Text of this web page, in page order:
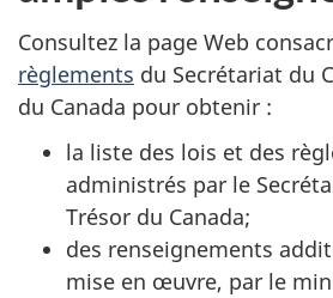
Consultez la page Web
règlements du Secrétariat du
du Canada pour obtenir :
la liste des lois et des
administrés par le
Trésor du Canada;
des renseignements
mise en œuvre, par le